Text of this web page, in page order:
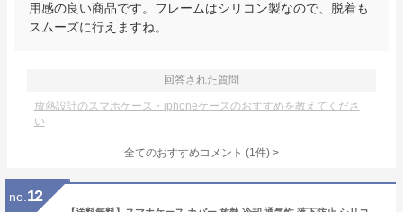
用感の良い商品です。フレームはシリコン製なので、脱着も
スムーズに行えますね。
回答された質問
放熱設計のスマホケース・iphoneケースのおすすめを教えてくださ
い
全てのおすすめコメント (1件) >
no. 12